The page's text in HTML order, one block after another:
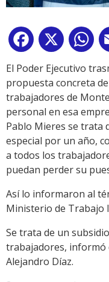
Facebook
X
El Poder Ejecutivo
propuesta concreta
trabajadores de
personal en esa
Pablo Mieres se trata
especial por un año,
a todos los
puedan perder su
Así lo informaron al
Ministerio de Trabajo
Se trata de un
trabajadores, informó
Alejandro Díaz.